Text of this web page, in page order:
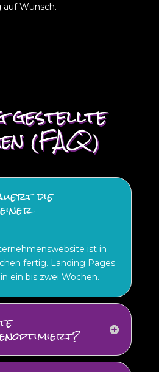
Wunsch.
gestellte
(FAQ)
die
ist in
fertig. Landing Pages
ein bis zwei Wochen.